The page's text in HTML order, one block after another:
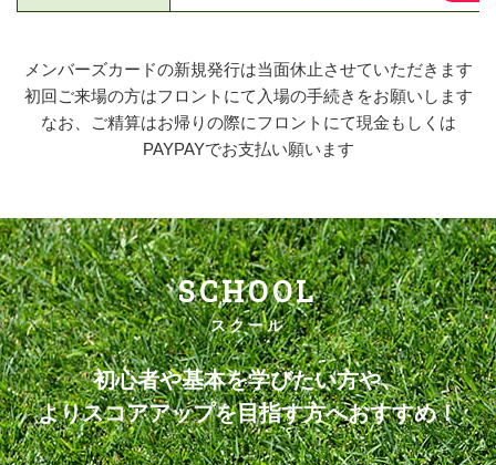
メンバーズカードの新規発行は当面休止させていただきます
初回ご来場の方はフロントにて入場の手続きをお願いします
なお、ご精算はお帰りの際にフロントにて現金もしくは
PAYPAYでお支払い願います
SCHOOL
スクール
初心者や基本を学びたい方や、
よりスコアアップを目指す方へおすすめ！